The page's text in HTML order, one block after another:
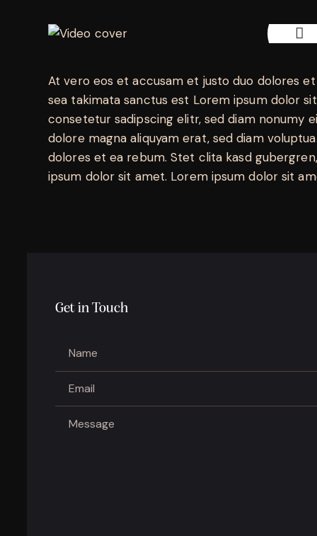
At vero eos et accusam et justo duo dolores
sea takimata sanctus est Lorem ipsum dolor
consetetur sadipscing elitr, sed diam nonumy
dolore magna aliquyam erat, sed diam
dolores et ea rebum. Stet clita kasd
ipsum dolor sit amet. Lorem ipsum dolor sit
Get in Touch